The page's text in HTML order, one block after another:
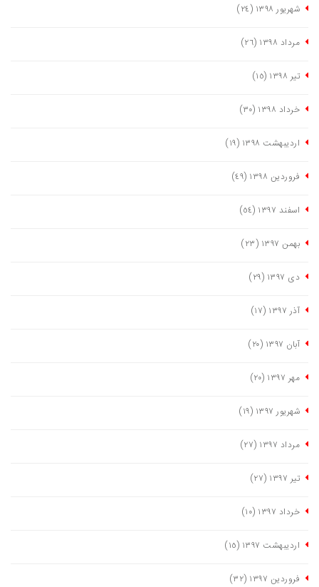
شهریور ١٣٩٨ (٢٤)
مرداد ١٣٩٨ (٢٦)
تیر ١٣٩٨ (١٥)
خرداد ١٣٩٨ (٣٠)
اردیبهشت ١٣٩٨ (١٩)
فروردین ١٣٩٨ (٤٩)
اسفند ١٣٩٧ (٥٤)
بهمن ١٣٩٧ (٢٣)
دی ١٣٩٧ (٢٩)
آذر ١٣٩٧ (١٧)
آبان ١٣٩٧ (٢٠)
مهر ١٣٩٧ (٢٠)
شهریور ١٣٩٧ (١٩)
مرداد ١٣٩٧ (٢٧)
تیر ١٣٩٧ (٢٧)
خرداد ١٣٩٧ (١٠)
اردیبهشت ١٣٩٧ (١٥)
فروردین ١٣٩٧ (٣٢)